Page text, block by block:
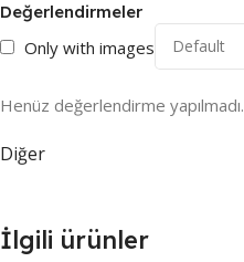
Değerlendirmeler
Only with images
Henüz değerlendirme yapılmadı.
Diğer
İlgili ürünler